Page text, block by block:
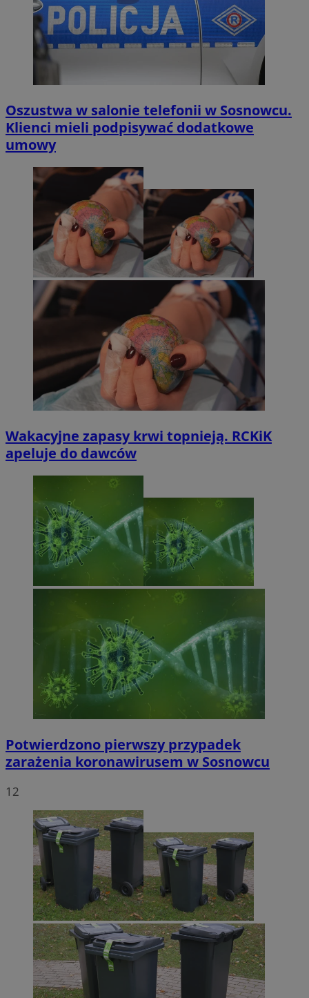
Oszustwa w salonie telefonii w Sosnowcu.
Klienci mieli podpisywać dodatkowe
umowy
Wakacyjne zapasy krwi topnieją. RCKiK
apeluje do dawców
Potwierdzono pierwszy przypadek
zarażenia koronawirusem w Sosnowcu
12